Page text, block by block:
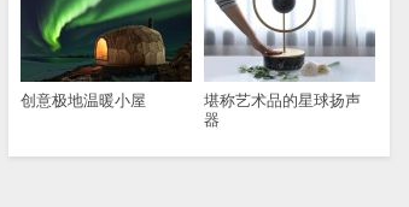
创意极地温暖小屋
堪称艺术品的星球扬声
器